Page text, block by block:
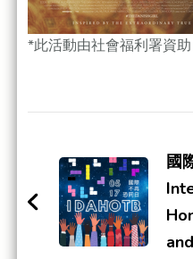
*此活動由社會福利署資助
Navigation國